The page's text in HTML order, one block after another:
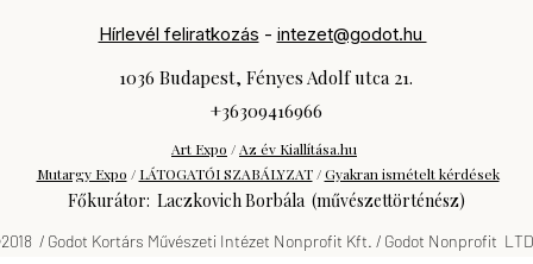
Hírlevél feliratkozás - intezet@godot.hu
1036 Budapest, Fényes Adolf utca 21.
+36309416966
Art Expo / Az év Kiallítása.hu
Mutargy Expo / LÁTOGATÓI SZABÁLYZAT/Gyakran ismételt kérdések
Főkurátor: Laczkovich Borbála (művészettörténész)
/ Godot Kortárs Művészeti Intézet Nonprofit Kft. / Godot Nonprofit LTD